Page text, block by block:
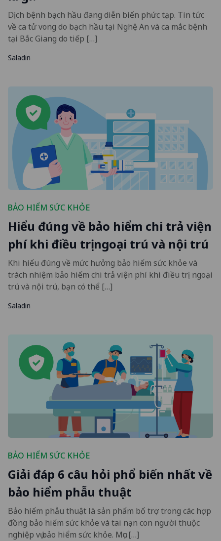
Dịch bệnh bạch hầu đang diễn biến phức tạp. Tin tức
về ca tử vong do bạch hầu tại Nghệ An và ca mắc bệnh
tại Bắc Giang do tiếp […]
Saladin
BẢO HIỂM SỨC KHỎE
Hiểu đúng về bảo hiểm chi trả viện
phí khi điều trị ngoại trú và nội trú
Khi hiểu đúng về mức hưởng bảo hiểm sức khỏe và
trách nhiệm bảo hiểm chi trả viện phí khi điều trị ngoại
trú và nội trú, bạn có thể […]
Saladin
BẢO HIỂM SỨC KHỎE
Giải đáp 6 câu hỏi phổ biến nhất về
bảo hiểm phẫu thuật
Bảo hiểm phẫu thuật là sản phẩm bổ trợ trong các hợp
đồng bảo hiểm sức khỏe và tai nạn con người thuộc
nghiệp vụ bảo hiểm sức khỏe. Mục […]